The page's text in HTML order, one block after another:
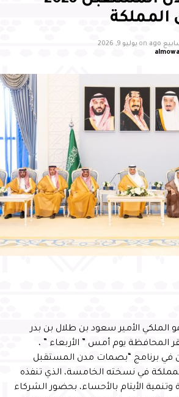
لجودة خدمات المطارات الصادر عن
المدني ضمن فئة المطارات التي تخدم
بعام 2024، وتصدر برنامج تقييم جودة مرافق وخدمات
بالدعم الكبير الذي توليه القيادة
لقطاع الطيران والمطارات، مؤكدًا أن هذا
التحتية ورفع كفاءة الخدمات ، بما
الدمام، ومن بينها مطار الأحساء
مطارات الدمام في تطوير مطار
بجودة خدماته، وتوسيع شبكة
المسافرين، مؤكدًا أهمية مواصلة
العمل بما يواكب مستهدفات رؤية السعودية 2030، ويعزز
وسياحيةً ولوجستيةً واعدةً
عن شكره لسمو محافظ الأحساء على
بتطوير منظومة النقل الجوي
الارتقاء بتجربة المسافرين، وتقديم
on يوليو 9, 2026
الأمير سعود بن طلال بن بدر
المحافظة يوم أمس ” الأربعاء ” ،
في برنامج “بصمات مدن المستقبل
المملكة في نسخته الخامسة، الذي تنفذه
الأيتام بالأحساء، بحضور الشركاء